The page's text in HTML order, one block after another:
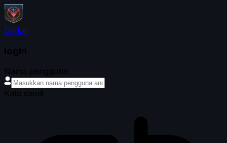
Daftar
login
Nama pengguna
Kata sandi